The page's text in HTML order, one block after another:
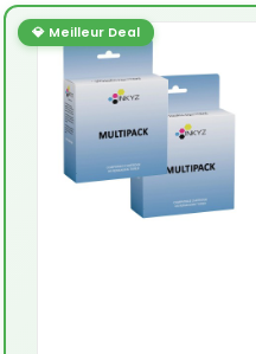
💎 Meilleur Deal